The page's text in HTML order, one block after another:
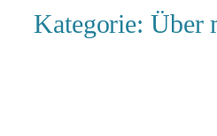
Kategorie: Über